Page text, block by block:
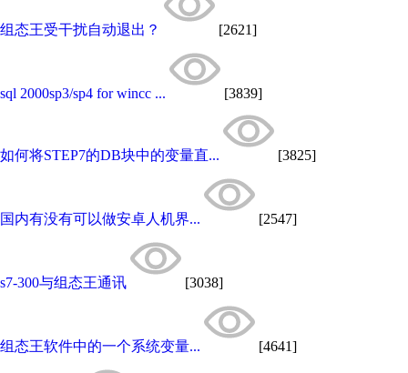
组态王受干扰自动退出？ [2621]
sql 2000sp3/sp4 for wincc ... [3839]
如何将STEP7的DB块中的变量直... [3825]
国内有没有可以做安卓人机界... [2547]
s7-300与组态王通讯 [3038]
组态王软件中的一个系统变量... [4641]